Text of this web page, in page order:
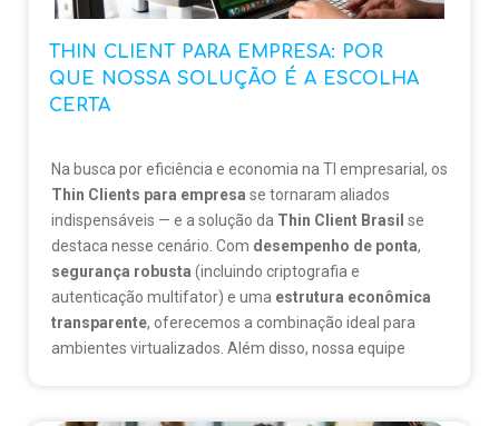
THIN CLIENT PARA EMPRESA: POR
QUE NOSSA SOLUÇÃO É A ESCOLHA
CERTA
Na busca por eficiência e economia na TI empresarial, os
Thin Clients para empresa se tornaram aliados
indispensáveis — e a solução da Thin Client Brasil se
destaca nesse cenário. Com desempenho de ponta,
segurança robusta (incluindo criptografia e
autenticação multifator) e uma estrutura econômica
transparente, oferecemos a combinação ideal para
ambientes virtualizados. Além disso, nossa equipe